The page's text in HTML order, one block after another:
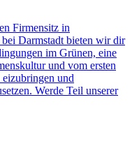
Firmensitz in
Darmstadt bieten wir dir
im Grünen, eine
und vom ersten
und
Werde Teil unserer